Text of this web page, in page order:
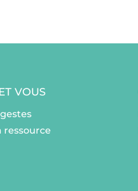
VOUS
ressource